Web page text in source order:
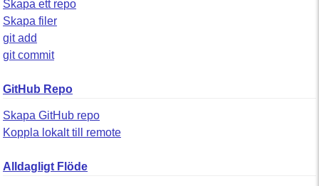
Skapa ett repo
Skapa filer
git add
git commit
GitHub Repo
Skapa GitHub repo
Koppla lokalt till remote
Alldagligt Flöde